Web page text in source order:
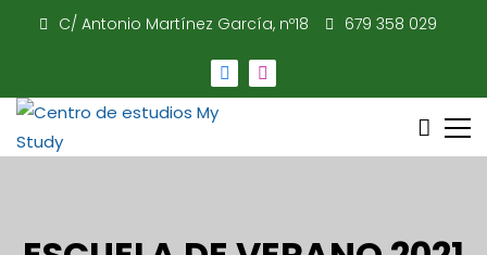
C/ Antonio Martínez García, nº18 679 358 029